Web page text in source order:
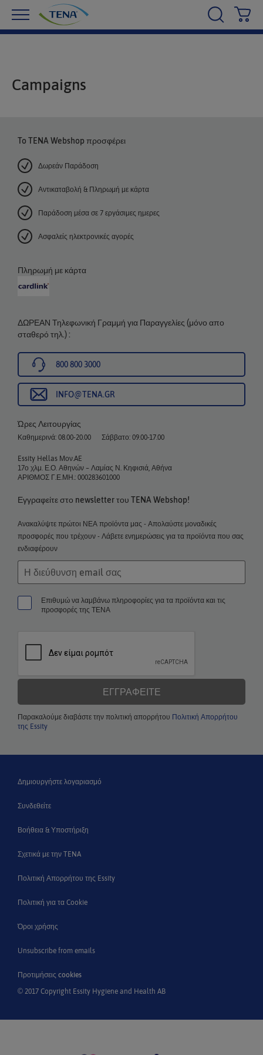
Campaigns
To TENA Webshop προσφέρει
Δωρεάν Παράδοση
Αντικαταβολή & Πληρωμή με κάρτα
Παράδοση μέσα σε 7 εργάσιμες ημερες
Ασφαλείς ηλεκτρονικές αγορές
Πληρωμή με κάρτα
ΔΩΡΕΑΝ Τηλεφωνική Γραμμή για Παραγγελίες (μόνο απο
σταθερό τηλ.) :
800 800 3000
INFO@TENA.GR
Ώρες Λειτουργίας
Καθημερινά: 08.00-20.00 Σάββατο: 09.00-17.00
Essity Hellas Μον.AE
17ο χλμ. Ε.Ο. Αθηνών – Λαμίας Ν. Κηφισιά, Αθήνα
ΑΡΙΘΜΟΣ Γ.Ε.ΜΗ.: 000283601000
Εγγραφείτε στο newsletter του TENA Webshop!
Ανακαλύψτε πρώτοι ΝΕΑ προϊόντα μας - Απολαύστε μοναδικές
προσφορές που τρέχουν - Λάβετε ενημερώσεις για τα προϊόντα που σας
ενδιαφέρουν
Επιθυμώ να λαμβάνω πληροφορίες για τα προϊόντα και τις
προσφορές της ΤΕΝΑ
ΕΓΓΡΑΦΕΊΤΕ
Παρακαλούμε διαβάστε την πολιτική απορρήτου Πολιτική Απορρήτου
της Essity
Δημιουργήστε λογαριασμό
Συνδεθείτε
Βοήθεια & Υποστήριξη
Σχετικά με την TENA
Πολιτική Απορρήτου της Essity
Πολιτική για τα Cookie
Όροι χρήσης
Unsubscribe from emails
Προτιμήσεις cookies
© 2017 Copyright Essity Hygiene and Health AB